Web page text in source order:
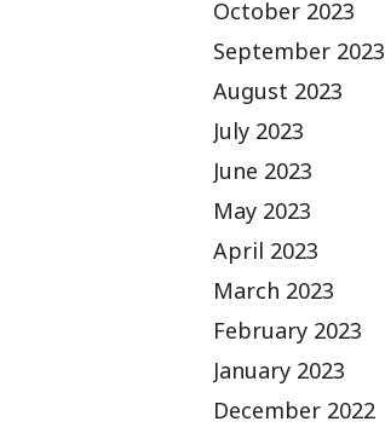
October 2023
September 2023
August 2023
July 2023
June 2023
May 2023
April 2023
March 2023
February 2023
January 2023
December 2022